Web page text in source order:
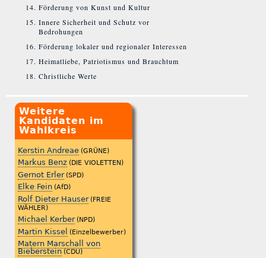
Förderung von Kunst und Kultur
Innere Sicherheit und Schutz vor
Bedrohungen
Förderung lokaler und regionaler Interessen
Heimatliebe, Patriotismus und Brauchtum
Christliche Werte
Weitere
Kandidaten im
Wahlkreis
Kerstin Andreae (GRÜNE)
Markus Benz (DIE VIOLETTEN)
Gernot Erler (SPD)
Elke Fein (AfD)
Rolf Dieter Hauser (FREIE
WÄHLER)
Michael Kerber (NPD)
Martin Kissel (Einzelbewerber)
Matern Marschall von
Bieberstein (CDU)